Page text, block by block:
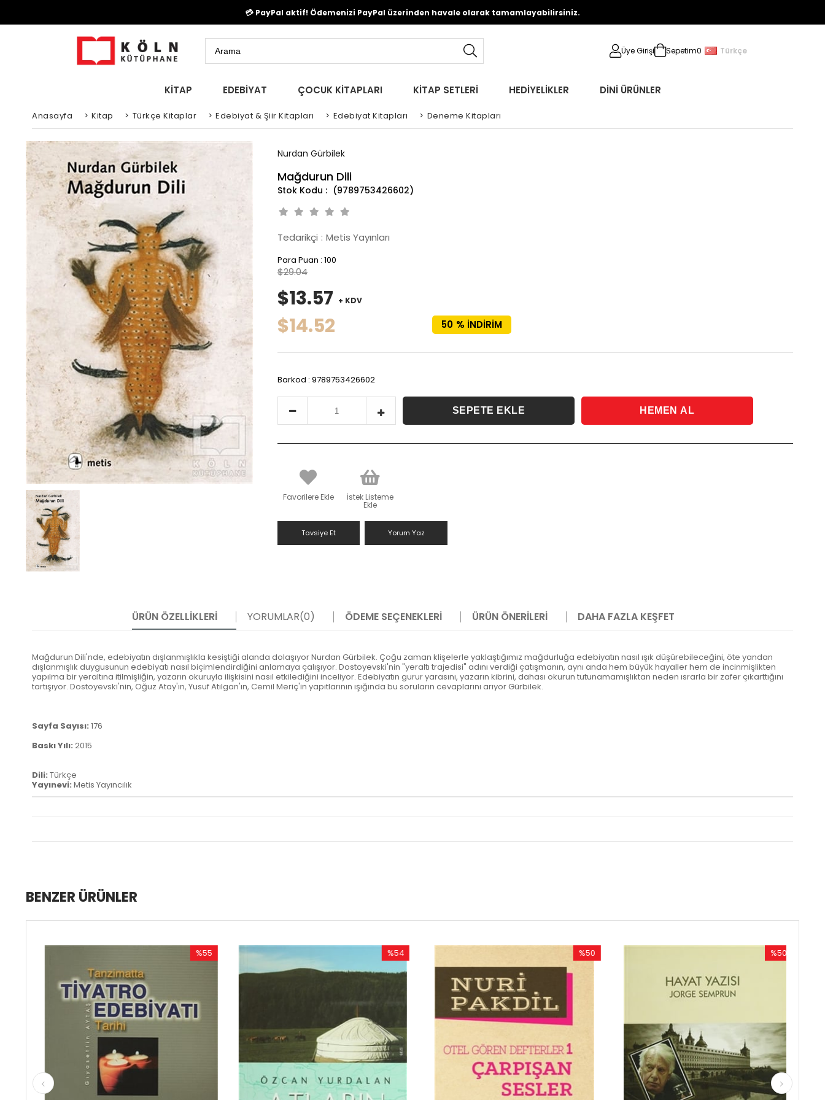
💳 PayPal aktif! Ödemenizi PayPal üzerinden havale olarak tamamlayabilirsiniz.
Üye Girişi Sepetim0 Türkçe
KİTAP EDEBİYAT ÇOCUK KİTAPLARI KİTAP SETLERİ HEDİYELİKLER DİNİ ÜRÜNLER
Anasayfa > Kitap > Türkçe Kitaplar > Edebiyat & Şiir Kitapları > Edebiyat Kitapları > Deneme Kitapları
Nurdan Gürbilek
Mağdurun Dili
(9789753426602)
Tedarikçi : Metis Yayınları
Para Puan : 100
%
50 İNDIRIM
$29.04
$13.57 + KDV
$14.52
Barkod : 9789753426602
Favorilere Ekle İstek Listeme
Ekle
Tavsiye Et Yorum Yaz
ÜRÜN ÖZELLIKLERI YORUMLAR(0) ÖDEME SEÇENEKLERI ÜRÜN ÖNERILERI DAHA FAZLA KEŞFET
Mağdurun Dili'nde, edebiyatın dışlanmışlıkla kesiştiği alanda dolaşıyor Nurdan Gürbilek. Çoğu zaman klişelerle yaklaştığımız mağdurluğa edebiyatın nasıl ışık düşürebileceğini, öte yandan
dışlanmışlık duygusunun edebiyatı nasıl biçimlendirdiğini anlamaya çalışıyor. Dostoyevski'nin "yeraltı trajedisi" adını verdiği çatışmanın, aynı anda hem büyük hayaller hem de incinmişlikten
yapılma bir yeraltına itilmişliğin, yazarın okuruyla ilişkisini nasıl etkilediğini inceliyor. Edebiyatın gurur yarasını, yazarın kibrini, dahası okurun tutunamamışlıktan neden ısrarla bir zafer çıkarttığını
tartışıyor. Dostoyevski'nin, Oğuz Atay'ın, Yusuf Atılgan'ın, Cemil Meriç'in yapıtlarının ışığında bu soruların cevaplarını arıyor Gürbilek.
Sayfa Sayısı: 176
Baskı Yılı: 2015
Dili: Türkçe
Yayınevi: Metis Yayıncılık
BENZER ÜRÜNLER
İndirim
%55İndirim
İndirim
%54İndirim
İndirim
%50İndirim
%50İndirim